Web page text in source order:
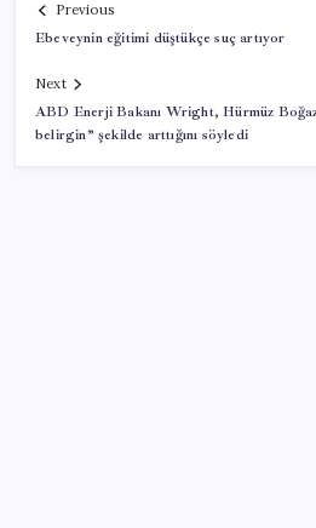
Previous
Ebeveynin eğitimi düştükçe suç artıyor
Next
ABD Enerji Bakanı Wright, Hürmüz
belirgin” şekilde arttığını söyledi